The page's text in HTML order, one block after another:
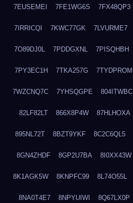
7EUSEMEI 7FE1WG6S 7FX48QP3
7IRRICQI 7KWC77GK 7LVURME7
7O89DJ0L 7PDDGXNL 7PISQHBH
7PY3EC1H 7TKA257G 7TYDPROM
7WZCNQ7C 7YHSQGPE 804ITWBC
82LF82LT 866X8P4W 87HLHOXA
895NL72T 8BZT9YKF 8C2C6QL5
8GN4ZHDF 8GP2U7BA 8I0XX43W
8K1AGK5W 8KNPFC99 8L74O55L
8NA0T4E7 8NPYUIWI 8Q67LX0P